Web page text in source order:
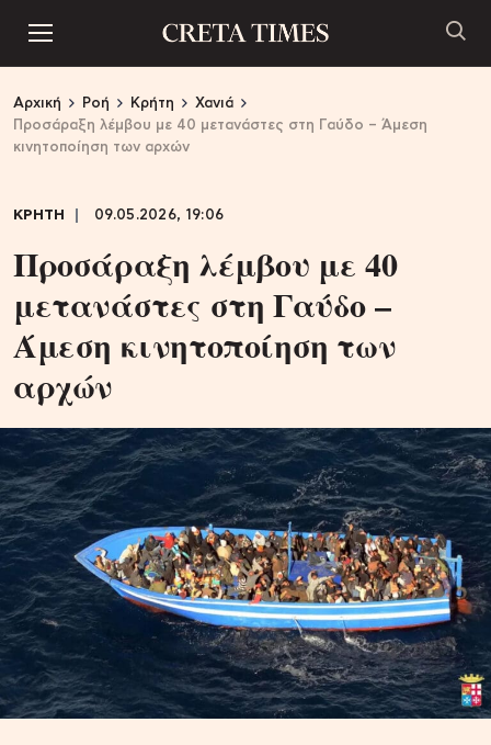
Αρχική Ροή Κρήτη
Χανιά
Προσάραξη λέμβου με 40 μετανάστες στη Γαύδο – Άμεση
κινητοποίηση των αρχών
ΚΡΗΤΗ 09.05.2026, 19:06
Προσάραξη λέμβου με 40
μετανάστες στη Γαύδο –
Άμεση κινητοποίηση των
αρχών